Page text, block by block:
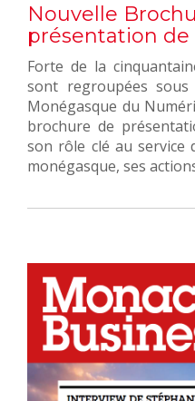
Nouvelle
présentation de
Forte de la
sont regroupées
Monégasque du
brochure de
son rôle clé au service
monégasque, ses